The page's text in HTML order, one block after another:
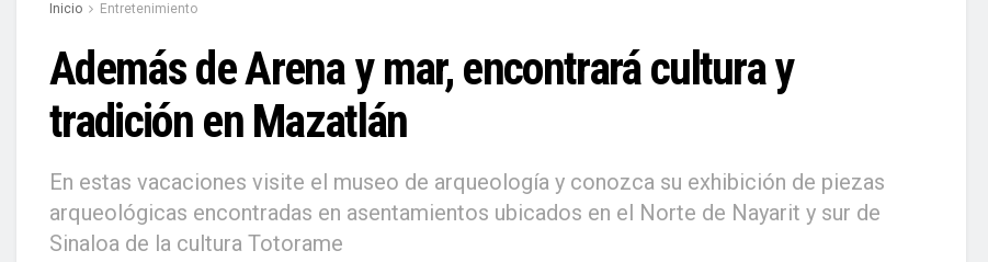
Inicio Entretenimiento
Además de Arena y mar, encontrará cultura y
tradición en Mazatlán
En estas vacaciones visite el museo de arqueología y conozca su exhibición de piezas
arqueológicas encontradas en asentamientos ubicados en el Norte de Nayarit y sur de
Sinaloa de la cultura Totorame